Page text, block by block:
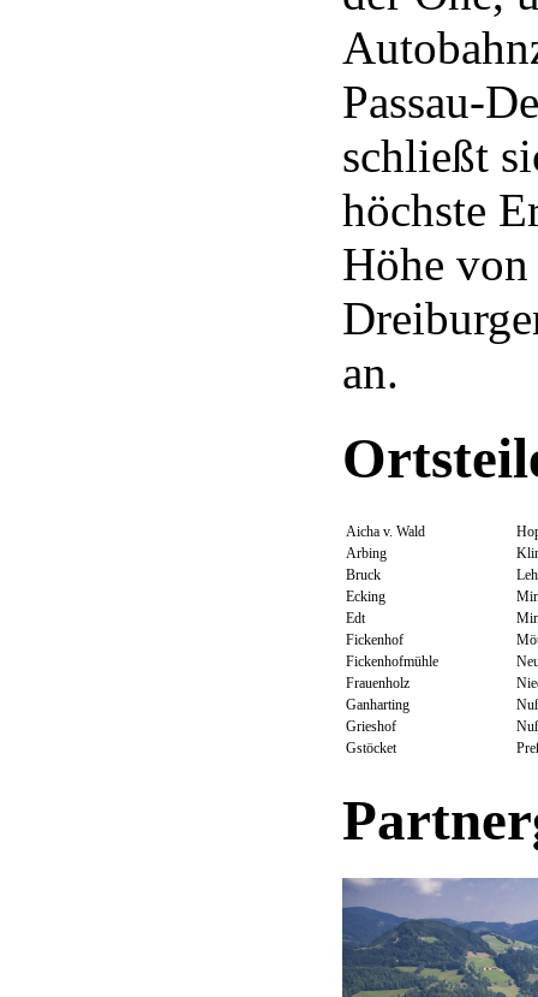
Passau-
schließt
höchste
Höhe
an.
Aicha v. Wald
Arbing
Bruck
Ecking
Edt
Fickenhof
Fickenhofmühle
Frauenholz
Ganharting
Grieshof
Gstöcket